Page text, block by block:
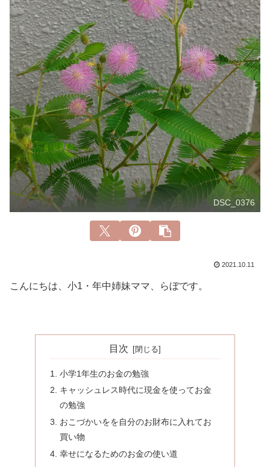
DSC_0376
2021.10.11
こんにちは、小1・年中姉妹ママ、らぼです。
目次
小学1年生のお金の勉強
キャッシュレス時代に現金を使ってお金
の勉強
おこづかいをを自分のお財布に入れてお
買い物
幸せになるためのお金の使い道